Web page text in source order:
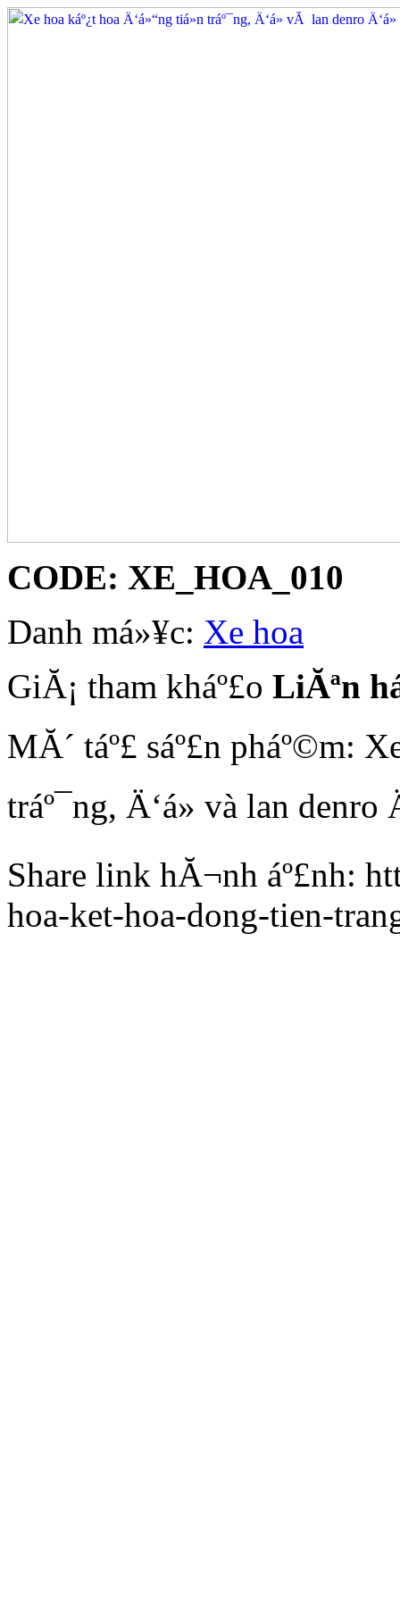
CODE: XE_HOA_010
Danh má»¥c: Xe hoa
GiĂ¡ tham kháº£o LiĂªn
MĂ´ táº£ sáº£n pháº©m:
tráº¯ng, Ä‘á» và lan denro
Share link hĂ¬nh áº£nh:
hoa-ket-hoa-dong-tien-